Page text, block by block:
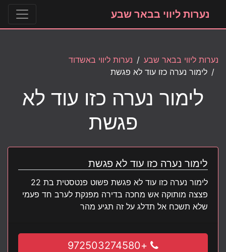
נערות ליווי בבאר שבע
נערות ליווי בבאר שבע
נערות ליווי באשדוד
לימור נערה כזו עוד לא פגשת
לימור נערה כזו עוד לא
פגשת
לימור נערה כזו עוד לא פגשת
לימור נערה כזו עוד לא פגשת פשוט פנטסטית בת 22
פצצה מותוקה אש מחכה בדירה מפנקת לערב חד פעמי
שלא תשכח אל תדלג על זה תגיע מהר
+972503274580